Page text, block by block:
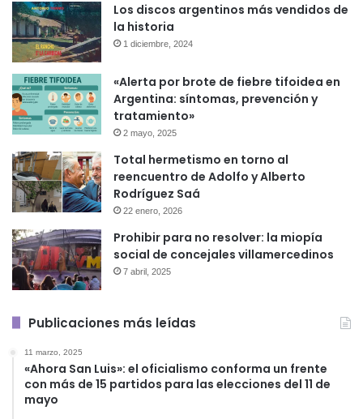
Los discos argentinos más vendidos de
la historia
1 diciembre, 2024
«Alerta por brote de fiebre tifoidea en
Argentina: síntomas, prevención y
tratamiento»
2 mayo, 2025
Total hermetismo en torno al
reencuentro de Adolfo y Alberto
Rodríguez Saá
22 enero, 2026
Prohibir para no resolver: la miopía
social de concejales villamercedinos
7 abril, 2025
Publicaciones más leídas
11 marzo, 2025
«Ahora San Luis»: el oficialismo conforma un frente
con más de 15 partidos para las elecciones del 11 de
mayo